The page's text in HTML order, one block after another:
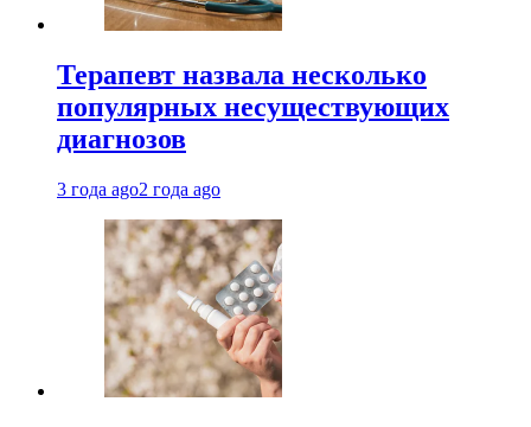
Терапевт назвала несколько
популярных несуществующих
диагнозов
3 года ago2 года ago